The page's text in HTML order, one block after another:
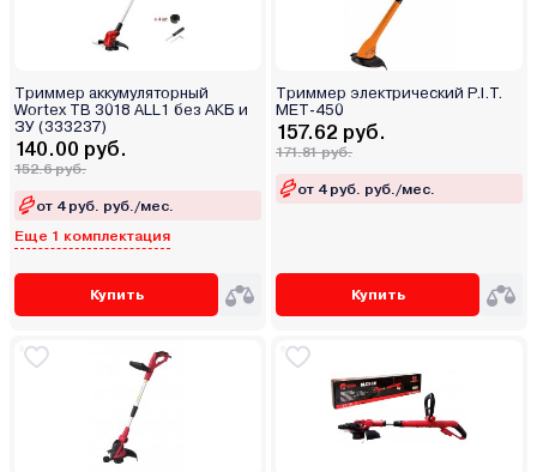
Триммер аккумуляторный
Wortex TB 3018 ALL1 без АКБ и
ЗУ (333237)
140.00 руб.
152.6 руб.
от 4 руб. руб./мес.
Еще 1 комплектация
Купить
Триммер электрический P.I.T.
MET-450
157.62 руб.
171.81 руб.
от 4 руб. руб./мес.
Купить